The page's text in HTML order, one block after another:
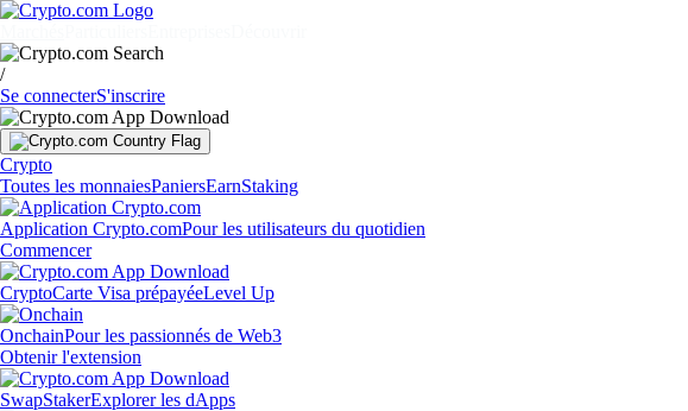
/
Se connecterS'inscrire
Crypto
Toutes les monnaiesPaniersEarnStaking
Application Crypto.comPour les utilisateurs du quotidien
Commencer
CryptoCarte Visa prépayéeLevel Up
OnchainPour les passionnés de Web3
Obtenir l'extension
SwapStakerExplorer les dApps